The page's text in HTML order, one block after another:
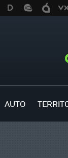
AUTO